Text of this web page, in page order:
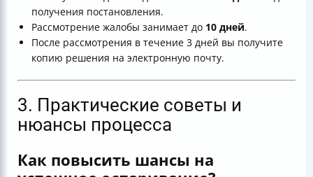
получения постановления.
Рассмотрение жалобы занимает до 10 дней.
После рассмотрения в течение 3 дней вы получите
копию решения на электронную почту.
3. Практические советы и
нюансы процесса
Как повысить шансы на